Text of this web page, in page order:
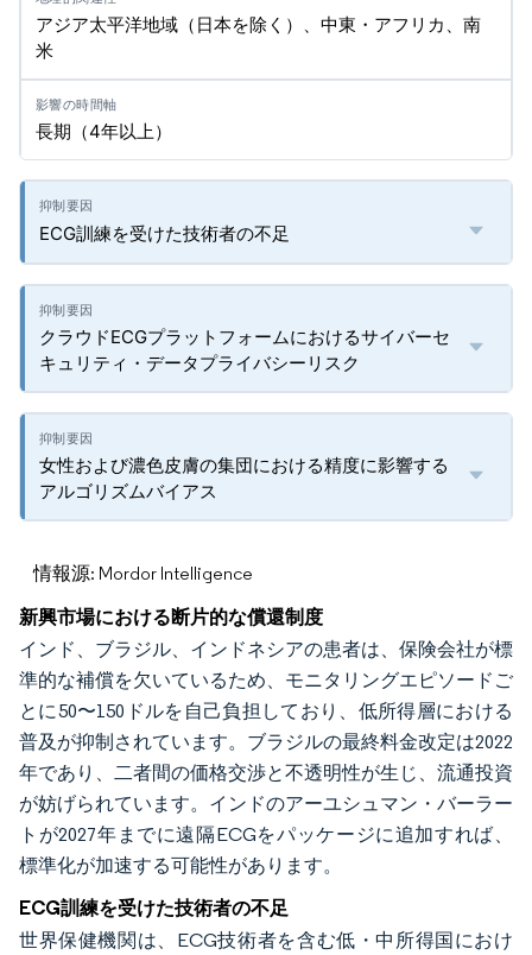
アジア太平洋地域（日本を除く）、中東・アフリカ、南
米
長期（4年以上）
ECG訓練を受けた技術者の不足
クラウドECGプラットフォームにおけるサイバーセ
キュリティ・データプライバシーリスク
女性および濃色皮膚の集団における精度に影響する
アルゴリズムバイアス
情報源: Mordor Intelligence
新興市場における断片的な償還制度
インド、ブラジル、インドネシアの患者は、保険会社が標
準的な補償を欠いているため、モニタリングエピソードご
とに50〜150ドルを自己負担しており、低所得層における
普及が抑制されています。ブラジルの最終料金改定は2022
年であり、二者間の価格交渉と不透明性が生じ、流通投資
が妨げられています。インドのアーユシュマン・バーラー
トが2027年までに遠隔ECGをパッケージに追加すれば、
標準化が加速する可能性があります。
ECG訓練を受けた技術者の不足
世界保健機関は、ECG技術者を含む低・中所得国におけ